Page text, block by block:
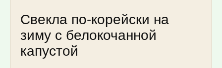
Свекла по-корейски на
зиму с белокочанной
капустой